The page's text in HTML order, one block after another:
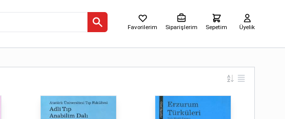
Favorilerim Siparişlerim Sepetim Üyelik